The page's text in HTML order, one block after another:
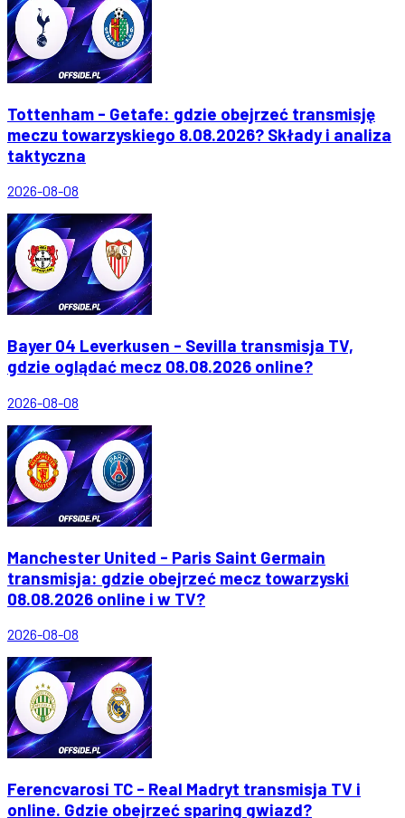
Tottenham - Getafe: gdzie obejrzeć transmisję
meczu towarzyskiego 8.08.2026? Składy i analiza
taktyczna
2026-08-08
Bayer 04 Leverkusen - Sevilla transmisja TV,
gdzie oglądać mecz 08.08.2026 online?
2026-08-08
Manchester United - Paris Saint Germain
transmisja: gdzie obejrzeć mecz towarzyski
08.08.2026 online i w TV?
2026-08-08
Ferencvarosi TC - Real Madryt transmisja TV i
online. Gdzie obejrzeć sparing gwiazd?